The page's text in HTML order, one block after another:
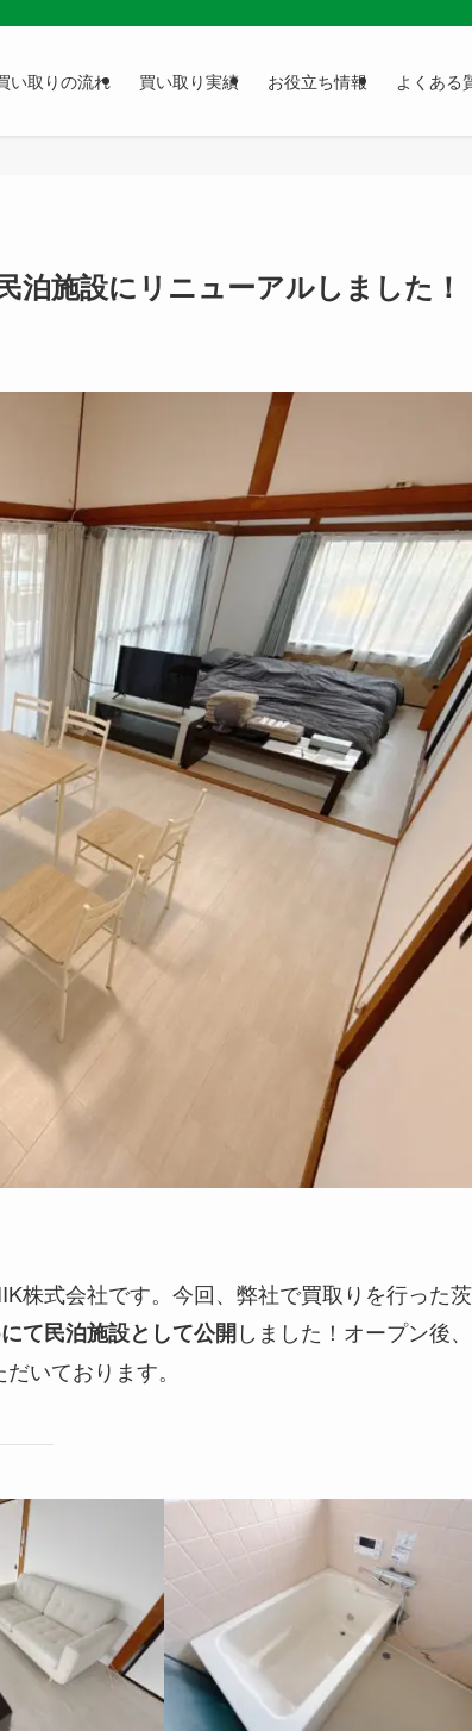
い取りの流れ 買い取り実績 お役立ち情報 よくある
泊施設にリニューアルしました！
株式会社です。今回、弊社で買取りを行った
て民泊施設として公開しました！オープン後
いております。